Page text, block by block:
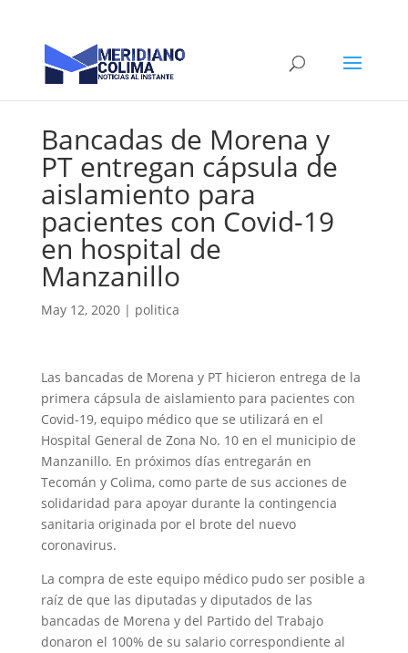
Bancadas de Morena y
PT entregan cápsula de
aislamiento para
pacientes con Covid-19
en hospital de
Manzanillo
May 12, 2020| politica
Las bancadas de Morena y PT hicieron entrega de la
primera cápsula de aislamiento para pacientes con
Covid-19, equipo médico que se utilizará en el
Hospital General de Zona No. 10 en el municipio de
Manzanillo. En próximos días entregarán en
Tecomán y Colima, como parte de sus acciones de
solidaridad para apoyar durante la contingencia
sanitaria originada por el brote del nuevo
coronavirus.
La compra de este equipo médico pudo ser posible a
raíz de que las diputadas y diputados de las
bancadas de Morena y del Partido del Trabajo
donaron el 100% de su salario correspondiente al